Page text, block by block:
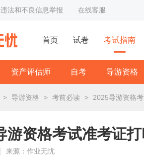
违法和不良信息举报 在线客服
首页 试卷 考试指南
资产评估师 自考 导游资格
> 导游资格 > 考前必读 > 2025导游资格
游资格考试准考证
来源：作业无忧